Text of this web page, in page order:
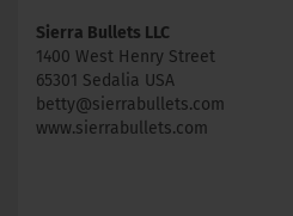
Sierra Bullets LLC
1400 West Henry Street
65301 Sedalia USA
betty@sierrabullets.com
www.sierrabullets.com